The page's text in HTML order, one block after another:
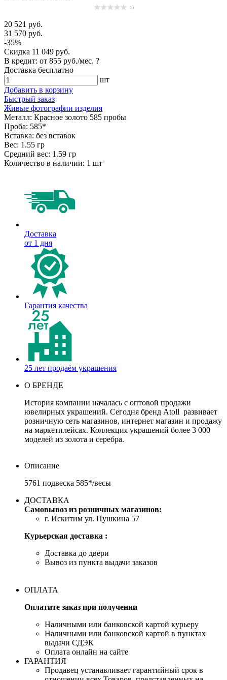
(0)
20 521 руб.
31 570 руб.
-35%
Скидка 11 049 руб.
В кредит: от 855 руб./мес. ?
Доставка бесплатно
шт
Добавить в корзину
Быстрый заказ
Живые фотографии изделия
Металл: Красное золото 585 пробы
Проба: 585*
Вставка: без вставок
Вес: 1.55 гр
Средний вес: 1.59 гр
Количество в наличии: 1 шт
Доставка
от 1 дня
Гарантия качества
25 лет продаём украшения
О БРЕНДЕ
История компании началась с оптовой продажи
ювелирных украшений. Сегодня бренд Atoll развивает
розничную сеть магазинов, интернет магазин и продажу
на маркетплейсах. Коллекция украшений более 3 000
моделей из золота и серебра.
Описание
5761 подвеска 585*/весы
ДОСТАВКА
Самовывоз из розничных магазинов:
г. Искитим ул. Пушкина 57
Курьерская доставка :
Доставка до двери
Вывоз из пункта выдачи заказов
ОПЛАТА
Оплатите заказ при получении
Наличными или банковской картой курьеру
Наличными или банковской картой в пунктах
выдачи СДЭК
Оплата онлайн на сайте
ГАРАНТИЯ
Продавец устанавливает гарантийный срок в